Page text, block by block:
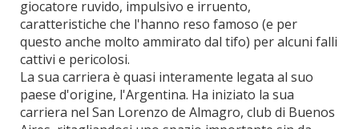
giocatore ruvido, impulsivo e irruento,
caratteristiche che l'hanno reso famoso (e per
questo anche molto ammirato dal tifo) per alcuni falli
cattivi e pericolosi.
La sua carriera è quasi interamente legata al suo
paese d'origine, l'Argentina. Ha iniziato la sua
carriera nel San Lorenzo de Almagro, club di Buenos